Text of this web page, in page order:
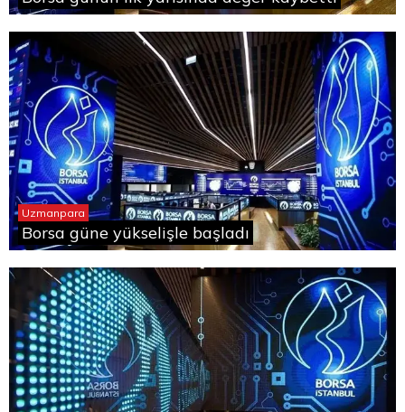
Uzmanpara
Borsa güne yükselişle başladı